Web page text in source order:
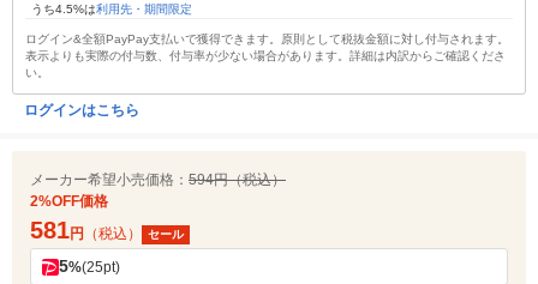
うち4.5%は利用先・期間限定
ログイン&全額PayPay支払いで獲得できます。原則として税抜金額に対し付与されます。
表示よりも実際の付与数、付与率が少ない場合があります。詳細は内訳からご確認くださ
い。
ログインはこちら
メーカー希望小売価格： 594円（税込）
2%OFF価格
581円 （税込） セール
5%(25pt)